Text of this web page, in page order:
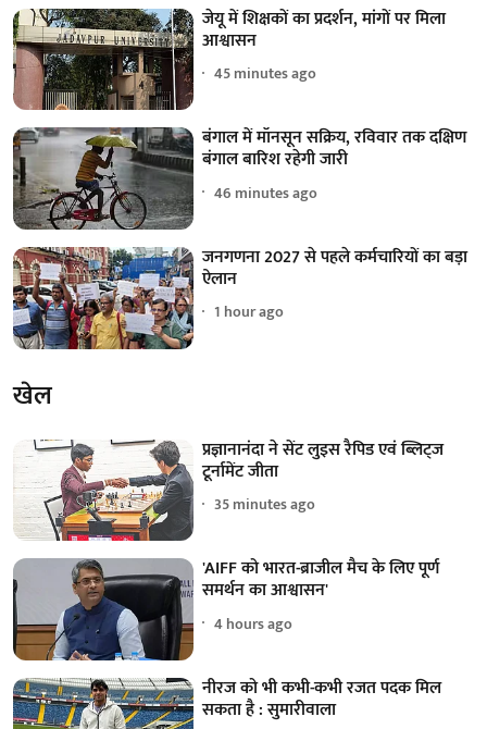
जेयू में शिक्षकों का प्रदर्शन, मांगों पर मिला
आश्वासन
45 minutes ago
बंगाल में मॉनसून सक्रिय, रविवार तक दक्षिण
बंगाल बारिश रहेगी जारी
46 minutes ago
जनगणना 2027 से पहले कर्मचारियों का बड़ा
ऐलान
1 hour ago
खेल
प्रज्ञानानंदा ने सेंट लुइस रैपिड एवं ब्लिट्ज
टूर्नामेंट जीता
35 minutes ago
'AIFF को भारत-ब्राजील मैच के लिए पूर्ण
समर्थन का आश्वासन'
4 hours ago
नीरज को भी कभी-कभी रजत पदक मिल
सकता है : सुमारीवाला